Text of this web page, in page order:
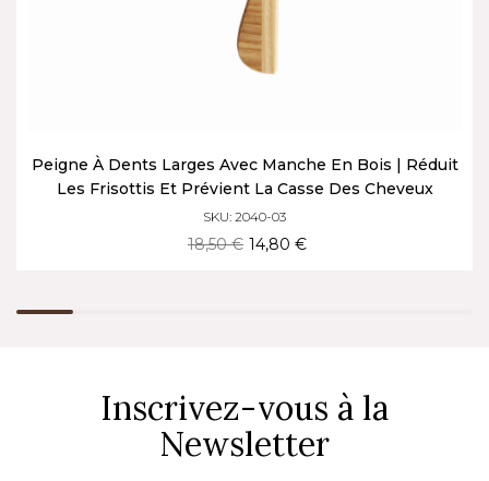
Peigne À Dents Larges Avec Manche En Bois | Réduit
Les Frisottis Et Prévient La Casse Des Cheveux
SKU: 2040-03
18,50 € 14,80 €
Inscrivez-vous à la
Newsletter